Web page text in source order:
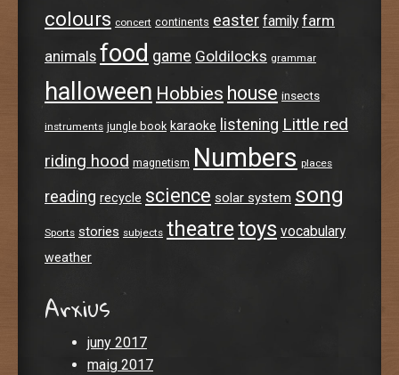
colours concert continents easter family farm
animals food game Goldilocks grammar
halloween Hobbies house insects
instruments jungle book karaoke listening Little red
riding hood magnetism Numbers places
reading recycle science solar system song
Sports stories subjects theatretoys vocabulary
weather
Arxius
juny 2017
maig 2017